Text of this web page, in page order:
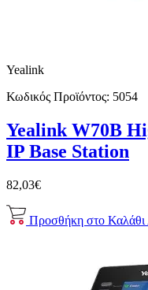
Yealink
Κωδικός Προϊόντος: 5054
Yealink W70B
IP Base Station
82,03€
Προσθήκη στο Καλάθι